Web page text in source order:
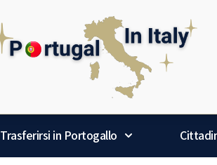
Trasferirsi in Portogallo